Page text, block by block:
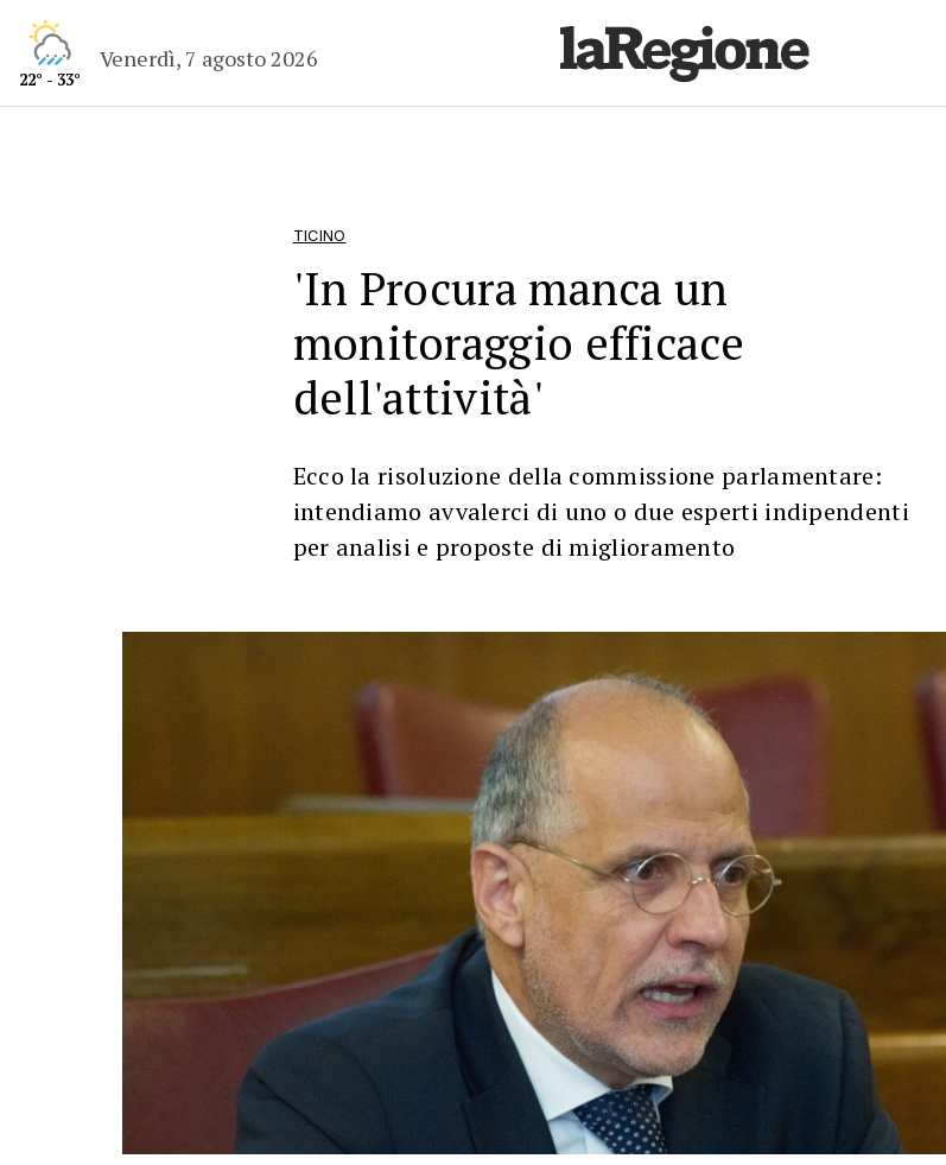
22° - 33°
Venerdì, 7 agosto 2026
TICINO
'In Procura manca un
monitoraggio efficace
dell'attività'
Ecco la risoluzione della commissione parlamentare:
intendiamo avvalerci di uno o due esperti indipendenti
per analisi e proposte di miglioramento